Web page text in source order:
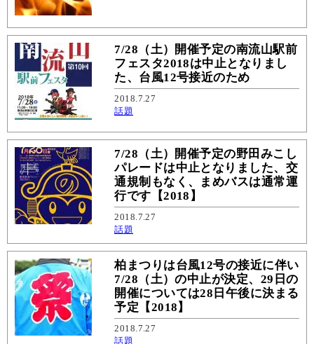
7/28（土）開催予定の南流山駅前
フェスタ2018は中止となりまし
た、台風12号接近のため
2018.7.27
話題
7/28（土）開催予定の野田みこし
パレードは中止となりました、交
通規制もなく、まめバスは通常運
行です【2018】
2018.7.27
話題
柏まつりは台風12号の接近に伴い
7/28（土）の中止が決定、29日の
開催については28日午後に決まる
予定【2018】
2018.7.27
話題